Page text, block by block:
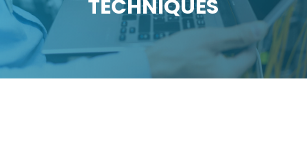
TECHNIQUES